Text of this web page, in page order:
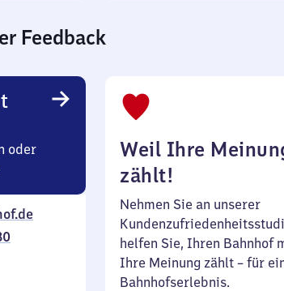
Feedback
oder
Weil Ihre
zählt!
Nehmen Sie an unserer
helfen Sie, Ihren Bahnhof
Ihre Meinung zählt – für
Bahnhofserlebnis.